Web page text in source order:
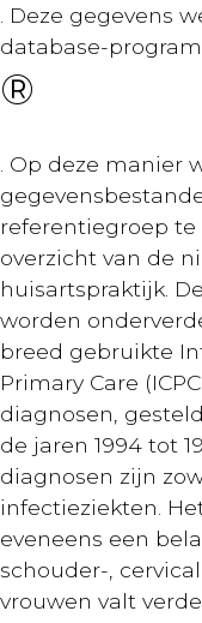
. Deze gegevens
database-
®
. Op deze manier
referentiegroep
overzicht van de
huisartspraktijk.
worden
breed gebruikte
Primary Care
diagnosen,
de jaren 1994 tot
diagnosen zijn
infectieziekten.
eveneens een
schouder-,
vrouwen valt